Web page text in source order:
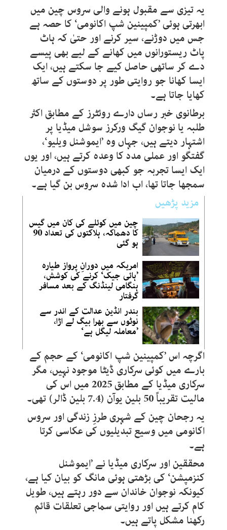
یہ تیزی سے مقبول ہونے والی سروس چین میں
ابھرتی ہوئی ’کمپینین شپ اکانومی‘ کا حصہ ہے
جس میں دوڑنے، سیر کرنے اور حتیٰ کہ ہاٹ
پاٹ ریستورانوں میں کھانے کے لیے بھی پیسے
دے کر ساتھی حاصل کیے جا سکتے ہیں، ایک
ایسا کھانا جو روایتی طور پر دوستوں کے ساتھ
کھایا جاتا ہے۔
برطانوی خبر رساں دارے روئٹرز کے مطابق اکثر
طلبہ یا نوجوان گیگ ورکرز سوشل میڈیا پر
اشتہار دیتے ہیں، جہاں وہ ’ایموشنل ویلیو‘،
گفتگو اور عملی مدد کا وعدہ کرتے ہیں، اور یوں
ایک ایسا تجربہ جو کبھی دوستوں کے درمیان
سمجھا جاتا تھا، اب ادا شدہ سروس بن گیا ہے۔
مزید پڑھیں
چین میں کوئلے کی کان میں گیس
کا دھماکہ، ہلاکتوں کی تعداد 90
ہو گئی
امریکہ میں دورانِ پرواز طیارہ
’ہائی جیک‘ کرنے کی کوشش،
ہنگامی لینڈنگ کے بعد مسافر
گرفتار
بندر انڈین عدالت کے اندر سے
نوٹوں سے بھرا بیگ لے اڑا،
’معاملہ لیگل ہے‘
اگرچہ اس ’کمپینین شپ اکانومی‘ کے حجم کے
بارے میں کوئی سرکاری ڈیٹا موجود نہیں، مگر
سرکاری میڈیا کے مطابق 2025 میں اس کی
مالیت تقریباً 50 بلین یوآن (7.4 بلین ڈالر) تھی۔
یہ رجحان چین کے شہری طرزِ زندگی اور سروس
اکانومی میں وسیع تبدیلیوں کی عکاسی کرتا
ہے۔
محققین اور سرکاری میڈیا نے ’ایموشنل
کنزمپشن‘ کی بڑھتی ہوئی مانگ کو بیان کیا ہے،
کیونکہ نوجوان خاندان سے دور رہتے ہیں، طویل
کام کرتے ہیں اور روایتی سماجی تعلقات قائم
رکھنا مشکل پاتے ہیں۔